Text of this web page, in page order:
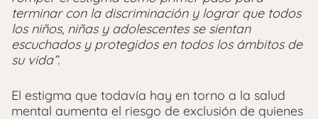
terminar con la discriminación y lograr que todos
los niños, niñas y adolescentes se sientan
escuchados y protegidos en todos los ámbitos de
su vida”.
El estigma que todavía hay en torno a la salud
mental aumenta el riesgo de exclusión de quienes